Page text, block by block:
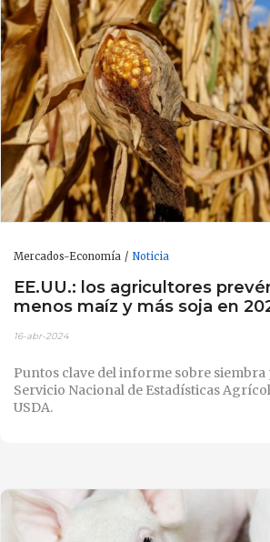
Mercados-Economía Noticia
EE.UU.: los agricultores
menos maíz y más soja en
16-abr-2024
Puntos clave del informe sobre
Servicio Nacional de Estadísticas
USDA.